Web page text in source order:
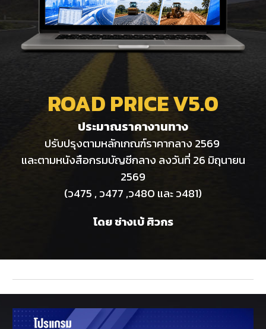
ROAD PRICE V5.0
ประมาณราคางานทาง
ปรับปรุงตามหลักเกณฑ์ราคากลาง 2569
และตามหนังสือกรมบัญชีกลาง ลงวันที่ 26 มิถุนายน
2569
(ว475 , ว477 ,ว480 และ ว481)
โดย ช่างเบ้ ศิวกร